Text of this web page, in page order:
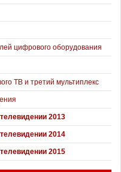
цифрового оборудования
ТВ и третий мультиплекс
2013
2014
2015